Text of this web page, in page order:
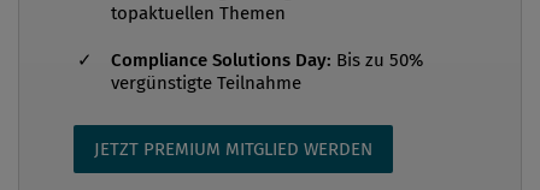
Menschenrechtsstandards in die hiesigen
Compliance-Programme der heimischen Ind...
topaktuellen Themen
Compliance Solutions Day: Bis zu 50%
vergünstigte Teilnahme
JETZT PREMIUM MITGLIED WERDEN